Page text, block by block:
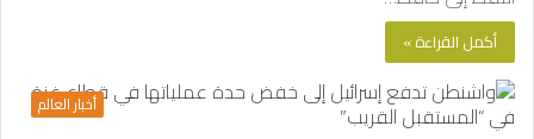
أكمل القراءة »
أخبار العالم